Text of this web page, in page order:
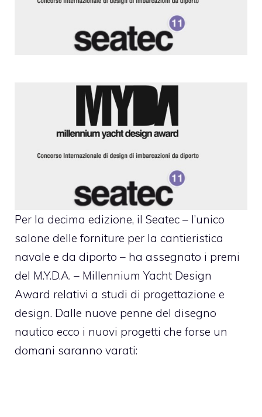
Per la decima edizione, il Seatec – l’unico
salone delle forniture per la cantieristica
navale e da diporto – ha assegnato i premi
del M.Y.D.A. – Millennium Yacht Design
Award relativi a studi di progettazione e
design. Dalle nuove penne del disegno
nautico ecco i nuovi progetti che forse un
domani saranno varati: